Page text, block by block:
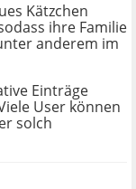
Kätzchen
ihre Familie
anderem im
Einträge
User können
solch